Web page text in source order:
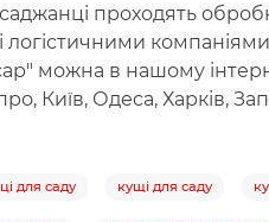
проходять
логістичними
можна в нашому
Київ, Одеса, Харків,
для саду кущі для саду